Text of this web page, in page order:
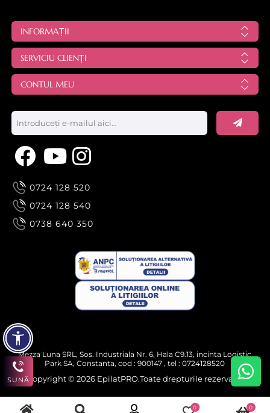
0 0
INFORMAȚII
SERVICIU CLIENȚI
CONTUL MEU
0724 128 520
0724 128 540
0738 640 350
Mezza Luna SRL, Sos. Industriala Nr. 6, Hala C9.13, incinta Logistic
Park SA, Constanta, cod : 900147 , tel : 0724128520
Copyright © 2026 EpilatPRO.Toate drepturile rezervate.
SUNĂ